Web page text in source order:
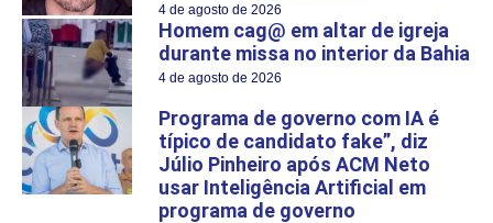
4 de agosto de 2026
Homem cag@ em altar de igreja
durante missa no interior da Bahia
4 de agosto de 2026
Programa de governo com IA é
típico de candidato fake”, diz
Júlio Pinheiro após ACM Neto
usar Inteligência Artificial em
programa de governo